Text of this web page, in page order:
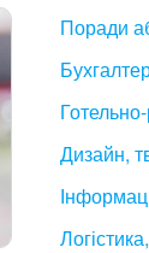
Поради
Дизайн,